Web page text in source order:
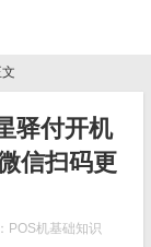
驿付开机
信扫码更
POS机基础知识